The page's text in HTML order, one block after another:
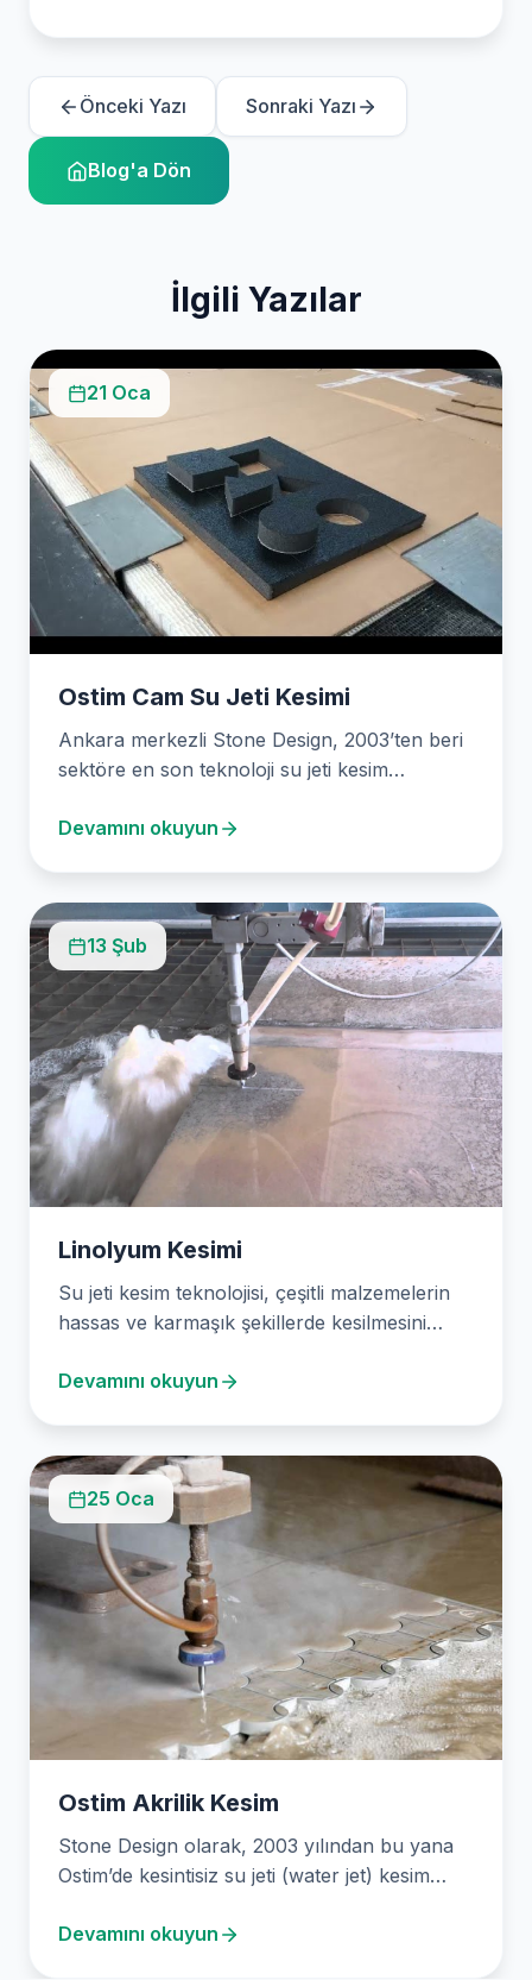
Önceki Yazı Sonraki Yazı
Blog'a Dön
İlgili Yazılar
21 Oca
Ostim Cam Su Jeti Kesimi
Ankara merkezli Stone Design, 2003’ten beri
sektöre en son teknoloji su jeti kesim
Devamını okuyun
13 Şub
Linolyum Kesimi
Su jeti kesim teknolojisi, çeşitli malzemelerin
hassas ve karmaşık şekillerde kesilmesini
Devamını okuyun
25 Oca
Ostim Akrilik Kesim
Stone Design olarak, 2003 yılından bu yana
Ostim’de kesintisiz su jeti (water jet) kesim
Devamını okuyun